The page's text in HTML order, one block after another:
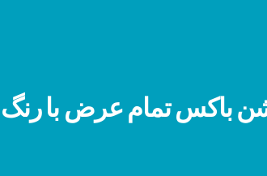
باکس تمام عرض با رنگ